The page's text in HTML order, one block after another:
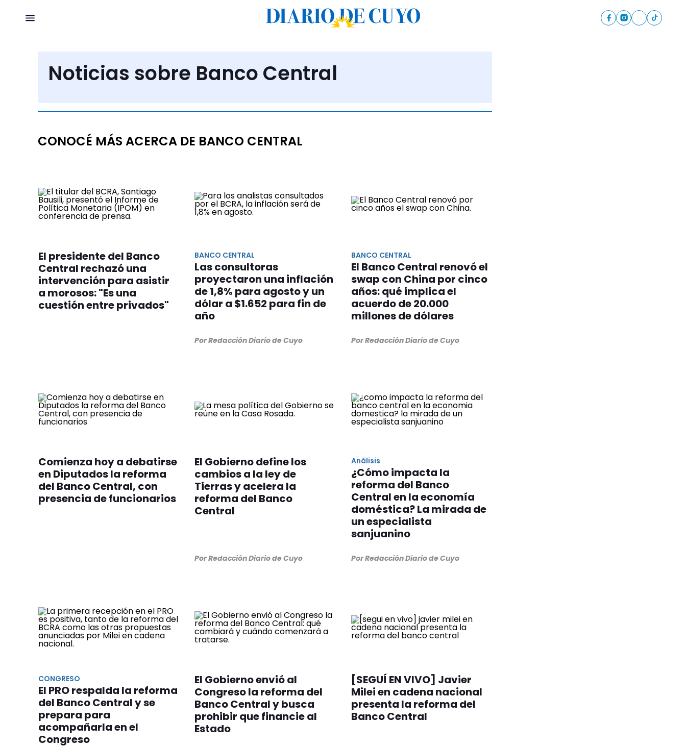
Noticias sobre Banco Central
CONOCÉ MÁS ACERCA DE BANCO CENTRAL
El presidente del Banco
Central rechazó una
intervención para asistir
a morosos: "Es una
cuestión entre privados"
BANCO CENTRAL
Las consultoras
proyectaron una inflación
de 1,8% para agosto y un
dólar a $1.652 para fin de
año
Por Redacción Diario de Cuyo
BANCO CENTRAL
El Banco Central renovó el
swap con China por cinco
años: qué implica el
acuerdo de 20.000
millones de dólares
Por Redacción Diario de Cuyo
Comienza hoy a debatirse
en Diputados la reforma
del Banco Central, con
presencia de funcionarios
El Gobierno define los
cambios a la ley de
Tierras y acelera la
reforma del Banco
Central
Por Redacción Diario de Cuyo
Análisis
¿Cómo impacta la
reforma del Banco
Central en la economía
doméstica? La mirada de
un especialista
sanjuanino
Por Redacción Diario de Cuyo
CONGRESO
El PRO respalda la reforma
del Banco Central y se
prepara para
acompañarla en el
Congreso
El Gobierno envió al
Congreso la reforma del
Banco Central y busca
prohibir que financie al
Estado
[SEGUÍ EN VIVO] Javier
Milei en cadena nacional
presenta la reforma del
Banco Central